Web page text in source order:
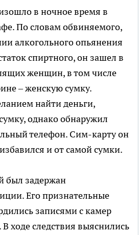
в ночное время в
По словам обвиняемого,
алкогольного опьянения
спиртного, он зашел в
женщин, в том числе
– женскую сумку.
найти деньги,
однако обнаружил
телефон. Сим-карту он
и от самой сумки.
был задержан
Его признательные
записями с камер
ходе следствия выяснились